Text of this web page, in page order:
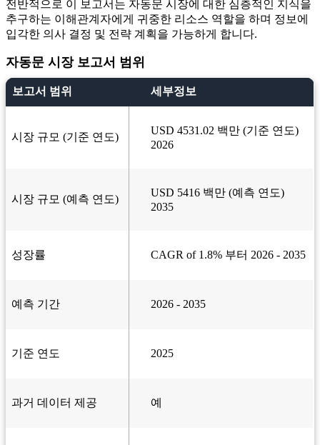
전반적으로 이 보고서는 자동문 시장에 대한 심층적인 지식을
추구하는 이해관계자에게 귀중한 리소스 역할을 하며 정보에
입각한 의사 결정 및 전략 계획을 가능하게 합니다.
자동문 시장 보고서 범위
보고서 범위 세부정보
시장 규모 (기준 연도)
USD 4531.02 백만 (기준 연도)
2026
시장 규모 (예측 연도)
USD 5416 백만 (예측 연도)
2035
성장률 CAGR of 1.8% 부터 2026 - 2035
예측 기간 2026 - 2035
기준 연도 2025
과거 데이터 제공 예